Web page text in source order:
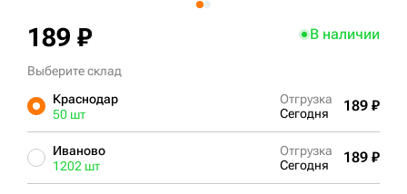
189 ₽ В наличии
Выберите склад
Краснодар
50 шт
Отгрузка
Сегодня
189 ₽
Иваново
1202 шт
Отгрузка
Сегодня
189 ₽